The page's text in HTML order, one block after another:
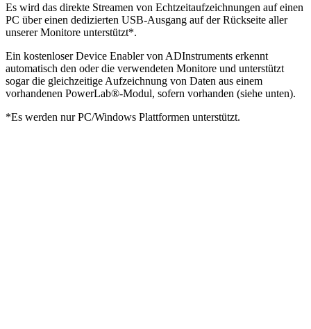
Es wird das direkte Streamen von Echtzeitaufzeichnungen auf einen
PC über einen dedizierten USB-Ausgang auf der Rückseite aller
unserer Monitore unterstützt*.
Ein kostenloser Device Enabler von ADInstruments erkennt
automatisch den oder die verwendeten Monitore und unterstützt
sogar die gleichzeitige Aufzeichnung von Daten aus einem
vorhandenen PowerLab®-Modul, sofern vorhanden (siehe unten).
*Es werden nur PC/Windows Plattformen unterstützt.